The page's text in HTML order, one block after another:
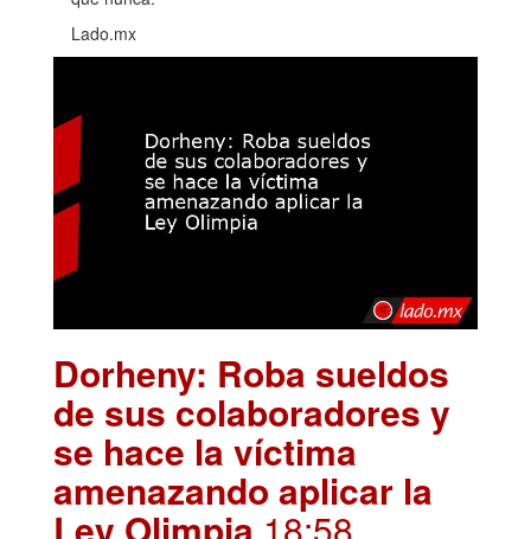
Lado.mx
Dorheny: Roba sueldos
de sus colaboradores y
se hace la víctima
amenazando aplicar la
Ley Olimpia.18:58